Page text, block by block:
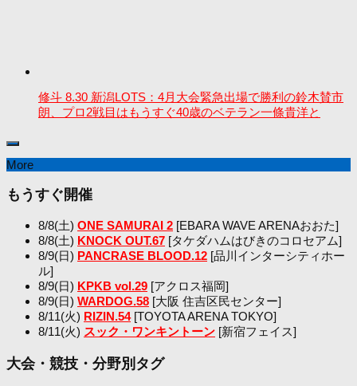
修斗 8.30 新潟LOTS：4月大会緊急出場で勝利の鈴木賛市
朗、プロ2戦目はもうすぐ40歳のベテラン一條貴洋と
More
もうすぐ開催
8/8(土) ONE SAMURAI 2 [EBARA WAVE ARENAおおた]
8/8(土) KNOCK OUT.67 [タケダハムはびきのコロセアム]
8/9(日) PANCRASE BLOOD.12 [品川インターシティホー
ル]
8/9(日) KPKB vol.29 [アクロス福岡]
8/9(日) WARDOG.58 [大阪 住吉区民センター]
8/11(火) RIZIN.54[TOYOTA ARENA TOKYO]
8/11(火) スック・ワンキントーン [新宿フェイス]
大会・競技・分野別タグ